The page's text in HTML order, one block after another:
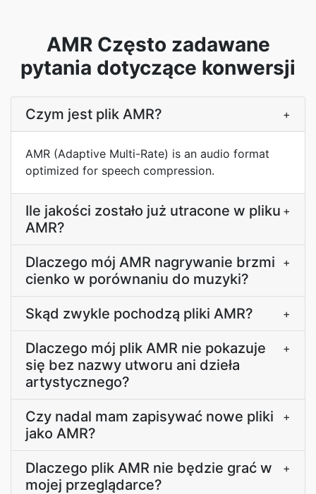
AMR Często zadawane
pytania dotyczące konwersji
Czym jest plik AMR? +
AMR (Adaptive Multi-Rate) is an audio format
optimized for speech compression.
Ile jakości zostało już utracone w pliku
AMR?
+
Dlaczego mój AMR nagrywanie brzmi
cienko w porównaniu do muzyki?
+
Skąd zwykle pochodzą pliki AMR? +
Dlaczego mój plik AMR nie pokazuje
się bez nazwy utworu ani dzieła
artystycznego?
+
Czy nadal mam zapisywać nowe pliki
jako AMR?
+
Dlaczego plik AMR nie będzie grać w
mojej przeglądarce?
+